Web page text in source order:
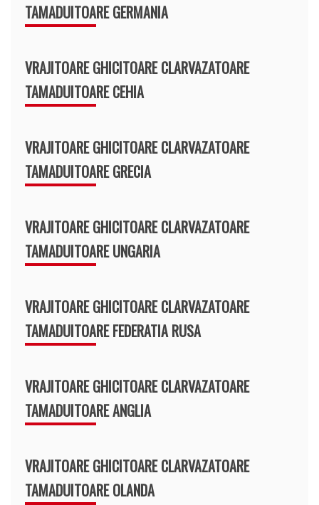
TAMADUITOARE GERMANIA
VRAJITOARE GHICITOARE CLARVAZATOARE
TAMADUITOARE CEHIA
VRAJITOARE GHICITOARE CLARVAZATOARE
TAMADUITOARE GRECIA
VRAJITOARE GHICITOARE CLARVAZATOARE
TAMADUITOARE UNGARIA
VRAJITOARE GHICITOARE CLARVAZATOARE
TAMADUITOARE FEDERATIA RUSA
VRAJITOARE GHICITOARE CLARVAZATOARE
TAMADUITOARE ANGLIA
VRAJITOARE GHICITOARE CLARVAZATOARE
TAMADUITOARE OLANDA